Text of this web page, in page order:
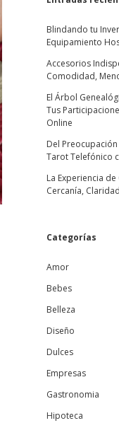
Blindando tu
Equipamiento
Accesorios
Comodidad,
El Árbol
Tus
Online
Del
Tarot Telefónico
La Experiencia
Cercanía,
Categorías
Amor
Bebes
Belleza
Diseño
Dulces
Empresas
Gastronomia
Hipoteca